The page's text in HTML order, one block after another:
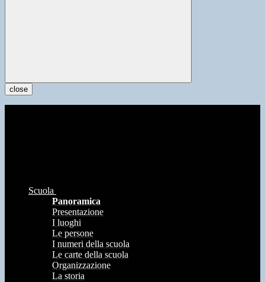
close
Scuola
Panoramica
Presentazione
I luoghi
Le persone
I numeri della scuola
Le carte della scuola
Organizzazione
La storia